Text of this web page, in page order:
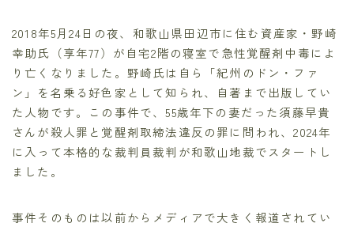
2018年5月24日の夜、和歌山県田辺市に住む資産家・野崎
幸助氏（享年77）が自宅2階の寝室で急性覚醒剤中毒によ
り亡くなりました。野崎氏は自ら「紀州のドン・ファ
ン」を名乗る好色家として知られ、自著まで出版してい
た人物です。この事件で、55歳年下の妻だった須藤早貴
さんが殺人罪と覚醒剤取締法違反の罪に問われ、2024年
に入って本格的な裁判員裁判が和歌山地裁でスタートし
ました。
事件そのものは以前からメディアで大きく報道されてい